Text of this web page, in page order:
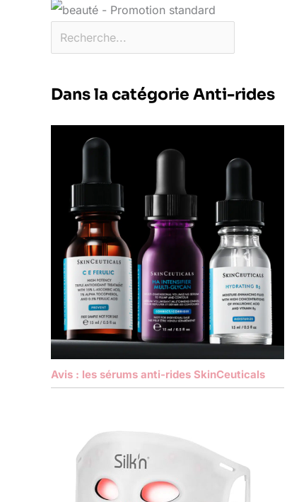
Dans la catégorie Anti-rides
Avis : les sérums anti-rides SkinCeuticals